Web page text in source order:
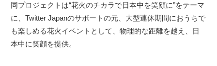
同プロジェクトは“花火のチカラで日本中を笑顔に”をテーマ
に、Twitter Japanのサポートの元、大型連休期間におうちで
も楽しめる花火イベントとして、物理的な距離を越え、日
本中に笑顔を提供。